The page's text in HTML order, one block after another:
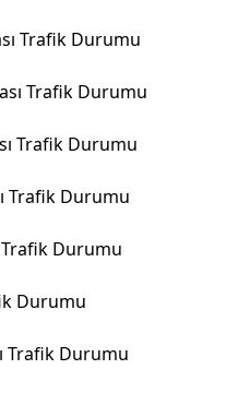
Trafik Durumu
Trafik Durumu
Trafik Durumu
Trafik Durumu
Trafik Durumu
Durumu
Trafik Durumu